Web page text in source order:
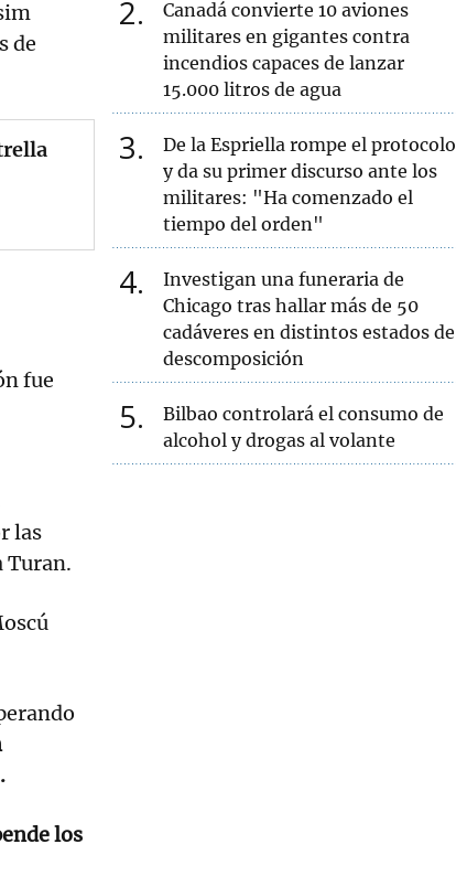
de
fue
las
Turan.
los
2
Canadá convierte 10 aviones
militares en gigantes contra
incendios capaces de lanzar
15.000 litros de agua
3
De la Espriella rompe el protocolo
y da su primer discurso ante los
militares: "Ha comenzado el
tiempo del orden"
4
Investigan una funeraria de
Chicago tras hallar más de 50
cadáveres en distintos estados de
descomposición
5
Bilbao controlará el consumo de
alcohol y drogas al volante